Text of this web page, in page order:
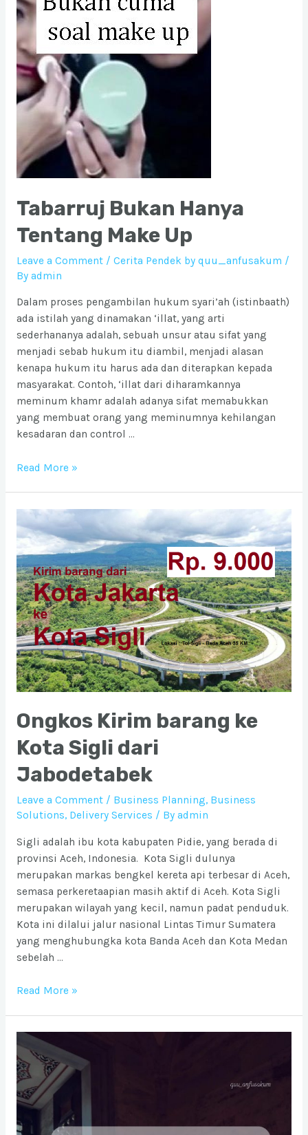
Tabarruj Bukan Hanya
Tentang Make Up
Leave a Comment / Cerita Pendek by quu_anfusakum /
By admin
Dalam proses pengambilan hukum syari’ah (istinbaath)
ada istilah yang dinamakan ‘illat, yang arti
sederhananya adalah, sebuah unsur atau sifat yang
menjadi sebab hukum itu diambil, menjadi alasan
kenapa hukum itu harus ada dan diterapkan kepada
masyarakat. Contoh, ‘illat dari diharamkannya
meminum khamr adalah adanya sifat memabukkan
yang membuat orang yang meminumnya kehilangan
kesadaran dan control …
Tabarruj
Tentang
Make
Read More »
Ongkos Kirim barang ke
Kota Sigli dari
Jabodetabek
Leave a Comment / Business Planning, Business
Solutions, Delivery Services / By admin
Sigli adalah ibu kota kabupaten Pidie, yang berada di
provinsi Aceh, Indonesia. Kota Sigli dulunya
merupakan markas bengkel kereta api terbesar di Aceh,
semasa perkeretaapian masih aktif di Aceh. Kota Sigli
merupakan wilayah yang kecil, namun padat penduduk.
Kota ini dilalui jalur nasional Lintas Timur Sumatera
yang menghubungka kota Banda Aceh dan Kota Medan
sebelah …
Ongkos
Kota
Sigli
dari
Jabodetabek
Read More »